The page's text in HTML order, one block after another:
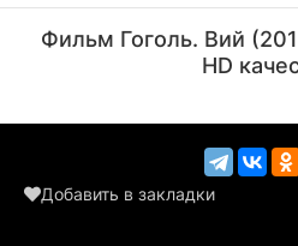
(Бомгарт, доктор)
Фильм Гоголь. Вий
HD
Добавить в закладки